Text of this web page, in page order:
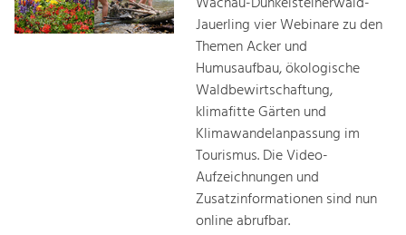
Jauerling vier Webinare zu den
Themen Acker und
Humusaufbau, ökologische
Waldbewirtschaftung,
klimafitte Gärten und
Klimawandelanpassung im
Tourismus. Die Video-
Aufzeichnungen und
Zusatzinformationen sind nun
online abrufbar.